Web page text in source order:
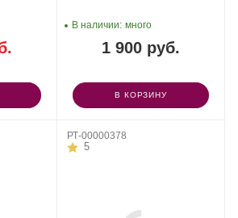
1 900 руб.
В наличии: много
В КОРЗИНУ
РТ-00000378
5